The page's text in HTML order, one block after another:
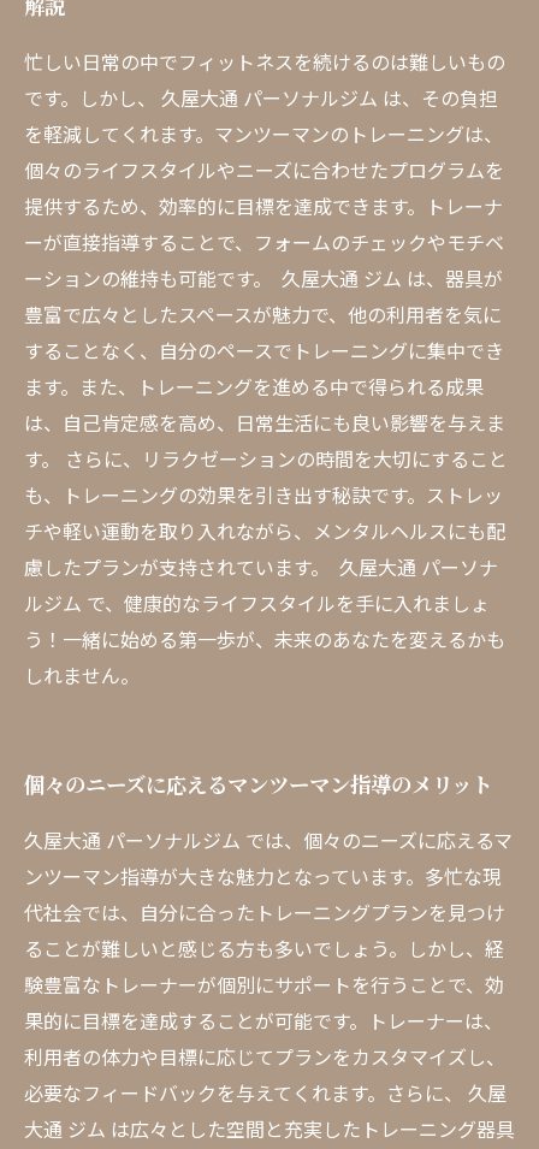
忙しい日常の中でフィットネスを続けるのは難しいもの
です。しかし、 久屋大通 パーソナルジム は、その負担
を軽減してくれます。マンツーマンのトレーニングは、
個々のライフスタイルやニーズに合わせたプログラムを
提供するため、効率的に目標を達成できます。トレーナ
ーが直接指導することで、フォームのチェックやモチベ
ーションの維持も可能です。 久屋大通 ジム は、器具が
豊富で広々としたスペースが魅力で、他の利用者を気に
することなく、自分のペースでトレーニングに集中でき
ます。また、トレーニングを進める中で得られる成果
は、自己肯定感を高め、日常生活にも良い影響を与えま
す。 さらに、リラクゼーションの時間を大切にすること
も、トレーニングの効果を引き出す秘訣です。ストレッ
チや軽い運動を取り入れながら、メンタルヘルスにも配
慮したプランが支持されています。 久屋大通 パーソナ
ルジム で、健康的なライフスタイルを手に入れましょ
う！一緒に始める第一歩が、未来のあなたを変えるかも
しれません。
個々のニーズに応えるマンツーマン指導のメリット
久屋大通 パーソナルジム では、個々のニーズに応えるマ
ンツーマン指導が大きな魅力となっています。多忙な現
代社会では、自分に合ったトレーニングプランを見つけ
ることが難しいと感じる方も多いでしょう。しかし、経
験豊富なトレーナーが個別にサポートを行うことで、効
果的に目標を達成することが可能です。トレーナーは、
利用者の体力や目標に応じてプランをカスタマイズし、
必要なフィードバックを与えてくれます。さらに、 久屋
大通 ジム は広々とした空間と充実したトレーニング器具